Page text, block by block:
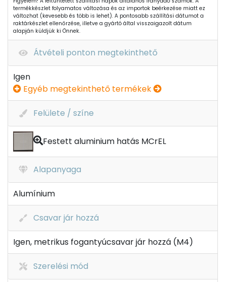
termékkészlet folyamatos változása és az importok beérkezése miatt ez
változhat (kevesebb és több is lehet). A pontosabb szállítási dátumot a
raktárkészlet ellenőrzése, illetve a gyártó által visszaigazolt dátum
alapján küldjük ki Önnek.
Átvételi ponton megtekinthető
Igen
Egyéb megtekinthető termékek
Felülete / színe
Festett aluminium hatás MCrEL
Alapanyaga
Alumínium
Csavar jár hozzá
Igen, metrikus fogantyúcsavar jár hozzá (M4)
Szerelési mód